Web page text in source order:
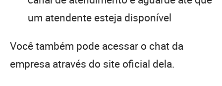
um atendente esteja disponível
Você também pode acessar o chat da
empresa através do site oficial dela.